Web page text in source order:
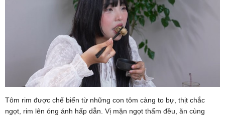
Tôm rim được chế biến từ những con tôm càng to bự, thịt chắc
ngọt, rim lên óng ánh hấp dẫn. Vị mặn ngọt thấm đều, ăn cùng